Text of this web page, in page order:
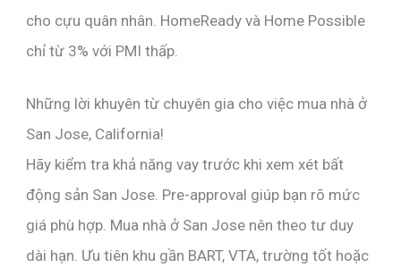
cho cựu quân nhân. HomeReady và Home Possible
chỉ từ 3% với PMI thấp.
Những lời khuyên từ chuyên gia cho việc mua nhà ở
San Jose, California!
Hãy kiểm tra khả năng vay trước khi xem xét bất
động sản San Jose. Pre-approval giúp bạn rõ mức
giá phù hợp. Mua nhà ở San Jose nên theo tư duy
dài hạn. Ưu tiên khu gần BART, VTA, trường tốt hoặc